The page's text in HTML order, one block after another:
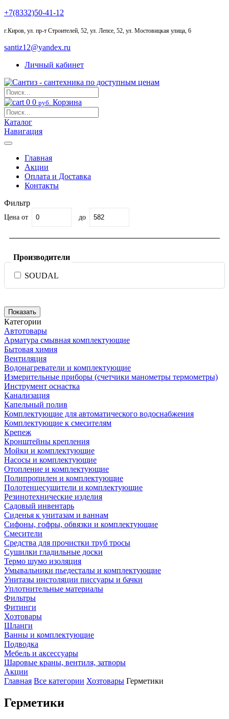
+7(8332)50-41-12
г.Киров, ул. пр-т Строителей, 52, ул. Лепсе, 52, ул. Мостовицкая улица, 6
santiz12@yandex.ru
Личный кабинет
0 0 руб. Корзина
Каталог
Навигация
Главная
Акции
Оплата и Доставка
Контакты
Фильтр
Цена от до
Производители
SOUDAL
Категории
Автотовары
Арматура смывная комплектующие
Бытовая химия
Вентиляция
Водонагреватели и комплектующие
Измерительные приборы (счетчики манометры термометры)
Инструмент оснастка
Канализация
Капельный полив
Комплектующие для автоматического водоснабжения
Комплектующие к смесителям
Крепеж
Кронштейны крепления
Мойки и комплектующие
Насосы и комплектующие
Отопление и комплектующие
Полипропилен и комплектующие
Полотенцесушители и комплектующие
Резинотехнические изделия
Садовый инвентарь
Сиденья к унитазам и ваннам
Сифоны, гофры, обвязки и комплектующие
Смесители
Средства для прочистки труб тросы
Сушилки гладильные доски
Термо шумо изоляция
Умывальники пьедесталы и комплектующие
Унитазы инстоляции писсуары и бачки
Уплотнительные материалы
Фильтры
Фитинги
Хозтовары
Шланги
Ванны и комплектующие
Подводка
Мебель и аксессуары
Шаровые краны, вентиля, затворы
Акции
Главная Все категории Хозтовары Герметики
Герметики